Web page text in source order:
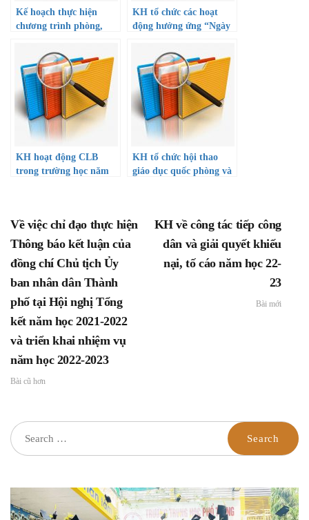
Kế hoạch thực hiện
chương trình phòng,
trường học đến năm
2025
KH tổ chức các hoạt
động hưởng ứng “Ngày
năm 2022
KH hoạt động CLB
trong trường học năm
KH tổ chức hội thao
giáo dục quốc phòng và
Về việc chỉ đạo thực hiện
Thông báo kết luận của
đồng chí Chủ tịch Ủy
ban nhân dân Thành
phố tại Hội nghị Tổng
kết năm học 2021-2022
và triển khai nhiệm vụ
năm học 2022-2023
Bài cũ hơn
KH về công tác tiếp công
dân và giải quyết khiếu
nại, tố cáo năm học 22-
23
Bài mới